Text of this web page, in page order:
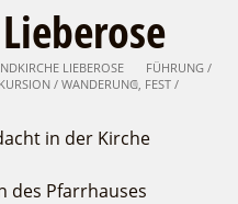
„Ludwig
LIEBEROSE
FÜHRUNG /
/ WANDERUNG, FEST /
in der Kirche
des Pfarrhauses